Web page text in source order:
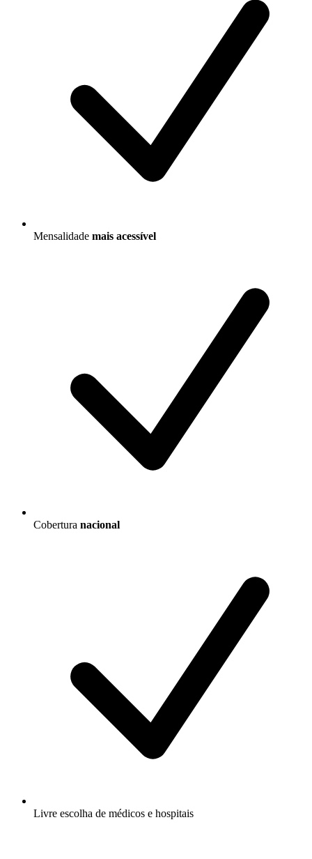
Mensalidade mais acessível
Cobertura nacional
Livre escolha de médicos e hospitais